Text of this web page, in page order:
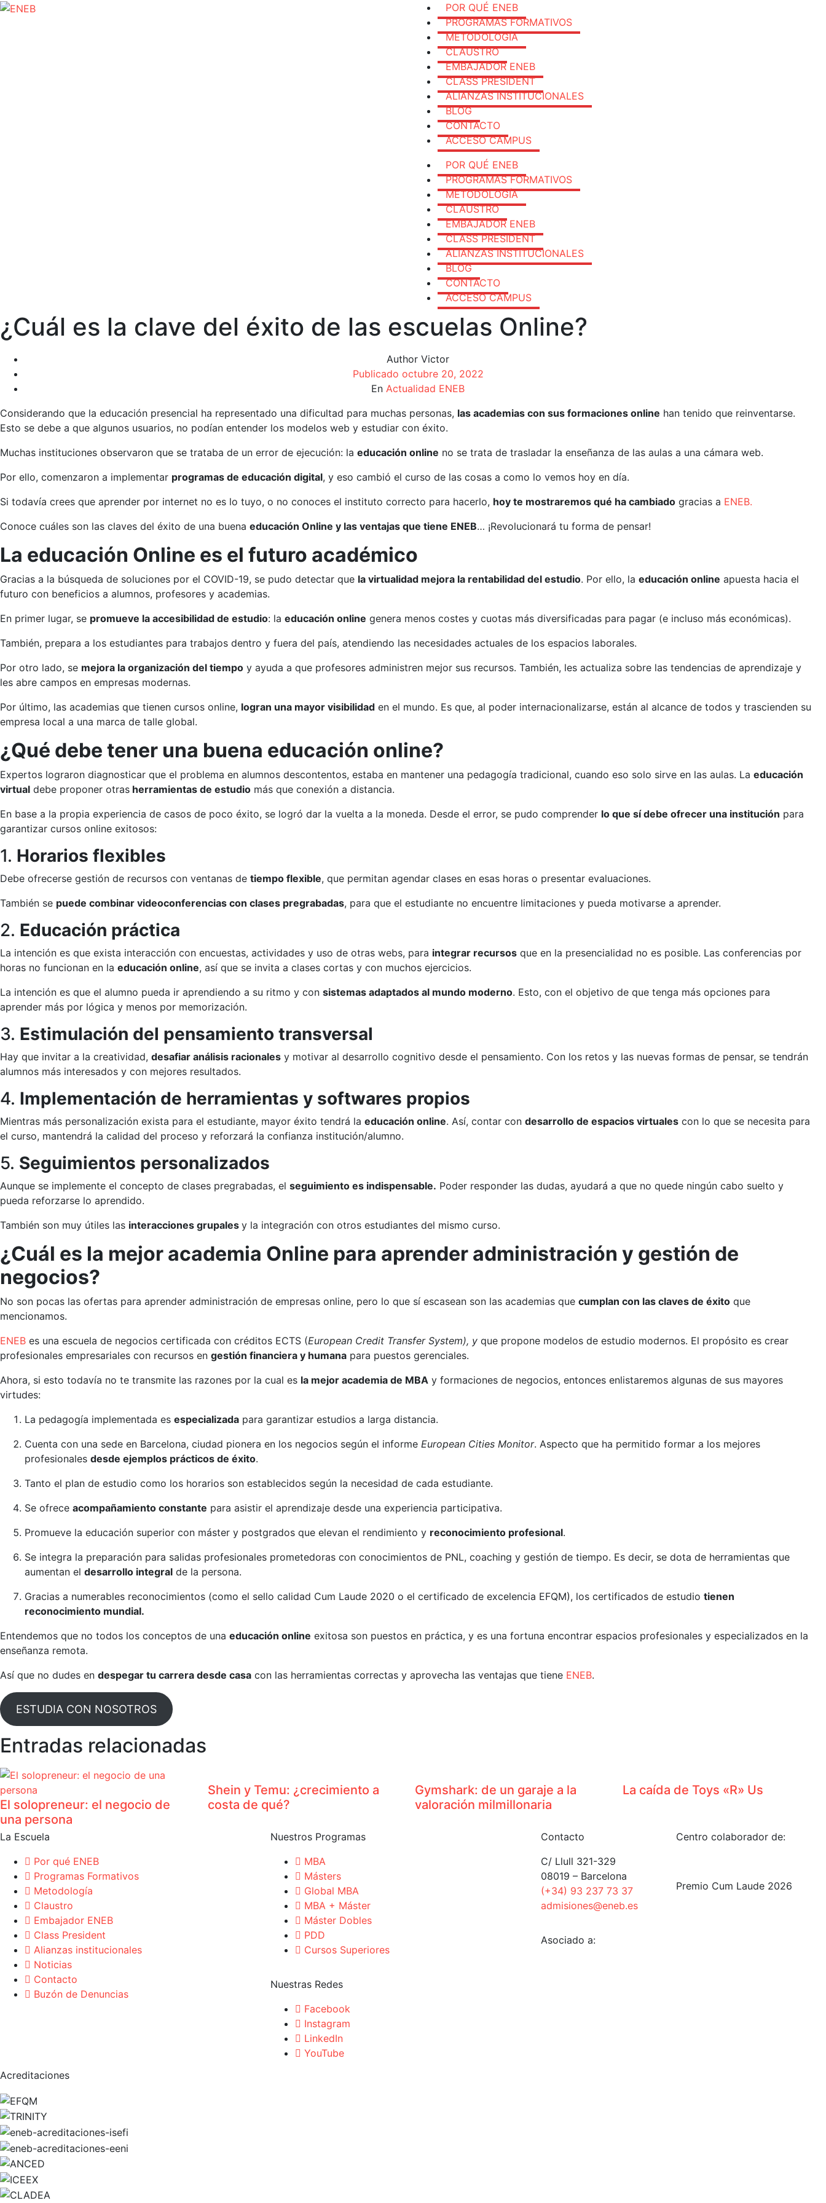
POR QUÉ ENEB
PROGRAMAS FORMATIVOS
METODOLOGÍA
CLAUSTRO
EMBAJADOR ENEB
CLASS PRESIDENT
ALIANZAS INSTITUCIONALES
BLOG
CONTACTO
ACCESO CAMPUS
POR QUÉ ENEB
PROGRAMAS FORMATIVOS
METODOLOGÍA
CLAUSTRO
EMBAJADOR ENEB
CLASS PRESIDENT
ALIANZAS INSTITUCIONALES
BLOG
CONTACTO
ACCESO CAMPUS
¿Cuál es la clave del éxito de las escuelas Online?
Author Victor
Publicado octubre 20, 2022
En Actualidad ENEB
Considerando que la educación presencial ha representado una dificultad para muchas personas, las academias con sus formaciones online han tenido que reinventarse.
Esto se debe a que algunos usuarios, no podían entender los modelos web y estudiar con éxito.
Muchas instituciones observaron que se trataba de un error de ejecución: la educación online no se trata de trasladar la enseñanza de las aulas a una cámara web.
Por ello, comenzaron a implementar programas de educación digital, y eso cambió el curso de las cosas a como lo vemos hoy en día.
Si todavía crees que aprender por internet no es lo tuyo, o no conoces el instituto correcto para hacerlo, hoy te mostraremos qué ha cambiado gracias a ENEB.
Conoce cuáles son las claves del éxito de una buena educación Online y las ventajas que tiene ENEB… ¡Revolucionará tu forma de pensar!
La educación Online es el futuro académico
Gracias a la búsqueda de soluciones por el COVID-19, se pudo detectar que la virtualidad mejora la rentabilidad del estudio. Por ello, la educación online apuesta hacia el
futuro con beneficios a alumnos, profesores y academias.
En primer lugar, se promueve la accesibilidad de estudio: la educación online genera menos costes y cuotas más diversificadas para pagar (e incluso más económicas).
También, prepara a los estudiantes para trabajos dentro y fuera del país, atendiendo las necesidades actuales de los espacios laborales.
Por otro lado, se mejora la organización del tiempo y ayuda a que profesores administren mejor sus recursos. También, les actualiza sobre las tendencias de aprendizaje y
les abre campos en empresas modernas.
Por último, las academias que tienen cursos online, logran una mayor visibilidad en el mundo. Es que, al poder internacionalizarse, están al alcance de todos y trascienden su
empresa local a una marca de talle global.
¿Qué debe tener una buena educación online?
Expertos lograron diagnosticar que el problema en alumnos descontentos, estaba en mantener una pedagogía tradicional, cuando eso solo sirve en las aulas. La educación
virtual debe proponer otras herramientas de estudio más que conexión a distancia.
En base a la propia experiencia de casos de poco éxito, se logró dar la vuelta a la moneda. Desde el error, se pudo comprender lo que sí debe ofrecer una institución para
garantizar cursos online exitosos:
1. Horarios flexibles
Debe ofrecerse gestión de recursos con ventanas de tiempo flexible, que permitan agendar clases en esas horas o presentar evaluaciones.
También se puede combinar videoconferencias con clases pregrabadas, para que el estudiante no encuentre limitaciones y pueda motivarse a aprender.
2. Educación práctica
La intención es que exista interacción con encuestas, actividades y uso de otras webs, para integrar recursos que en la presencialidad no es posible. Las conferencias por
horas no funcionan en la educación online, así que se invita a clases cortas y con muchos ejercicios.
La intención es que el alumno pueda ir aprendiendo a su ritmo y con sistemas adaptados al mundo moderno. Esto, con el objetivo de que tenga más opciones para
aprender más por lógica y menos por memorización.
3. Estimulación del pensamiento transversal
Hay que invitar a la creatividad, desafiar análisis racionales y motivar al desarrollo cognitivo desde el pensamiento. Con los retos y las nuevas formas de pensar, se tendrán
alumnos más interesados y con mejores resultados.
4. Implementación de herramientas y softwares propios
Mientras más personalización exista para el estudiante, mayor éxito tendrá la educación online. Así, contar con desarrollo de espacios virtuales con lo que se necesita para
el curso, mantendrá la calidad del proceso y reforzará la confianza institución/alumno.
5. Seguimientos personalizados
Aunque se implemente el concepto de clases pregrabadas, el seguimiento es indispensable. Poder responder las dudas, ayudará a que no quede ningún cabo suelto y
pueda reforzarse lo aprendido.
También son muy útiles las interacciones grupales y la integración con otros estudiantes del mismo curso.
¿Cuál es la mejor academia Online para aprender administración y gestión de
negocios?
No son pocas las ofertas para aprender administración de empresas online, pero lo que sí escasean son las academias que cumplan con las claves de éxito que
mencionamos.
ENEB es una escuela de negocios certificada con créditos ECTS (European Credit Transfer System), y que propone modelos de estudio modernos. El propósito es crear
profesionales empresariales con recursos en gestión financiera y humana para puestos gerenciales.
Ahora, si esto todavía no te transmite las razones por la cual es la mejor academia de MBA y formaciones de negocios, entonces enlistaremos algunas de sus mayores
virtudes:
La pedagogía implementada es especializada para garantizar estudios a larga distancia.
Cuenta con una sede en Barcelona, ciudad pionera en los negocios según el informe European Cities Monitor. Aspecto que ha permitido formar a los mejores
profesionales desde ejemplos prácticos de éxito.
Tanto el plan de estudio como los horarios son establecidos según la necesidad de cada estudiante.
Se ofrece acompañamiento constante para asistir el aprendizaje desde una experiencia participativa.
Promueve la educación superior con máster y postgrados que elevan el rendimiento y reconocimiento profesional.
Se integra la preparación para salidas profesionales prometedoras con conocimientos de PNL, coaching y gestión de tiempo. Es decir, se dota de herramientas que
aumentan el desarrollo integral de la persona.
Gracias a numerables reconocimientos (como el sello calidad Cum Laude 2020 o el certificado de excelencia EFQM), los certificados de estudio tienen
reconocimiento mundial.
Entendemos que no todos los conceptos de una educación online exitosa son puestos en práctica, y es una fortuna encontrar espacios profesionales y especializados en la
enseñanza remota.
Así que no dudes en despegar tu carrera desde casa con las herramientas correctas y aprovecha las ventajas que tiene ENEB.
ESTUDIA CON NOSOTROS
Entradas relacionadas
El solopreneur: el negocio de
una persona
Shein y Temu: ¿crecimiento a
costa de qué?
Gymshark: de un garaje a la
valoración milmillonaria
La caída de Toys «R» Us
La Escuela
Por qué ENEB
Programas Formativos
Metodología
Claustro
Embajador ENEB
Class President
Alianzas institucionales
Noticias
Contacto
Buzón de Denuncias
Nuestros Programas
MBA
Másters
Global MBA
MBA + Máster
Máster Dobles
PDD
Cursos Superiores
Nuestras Redes
Facebook
Instagram
LinkedIn
YouTube
Contacto
C/ Llull 321-329
08019 – Barcelona
(+34) 93 237 73 37
admisiones@eneb.es
Asociado a:
Centro colaborador de:
Premio Cum Laude 2026
Acreditaciones